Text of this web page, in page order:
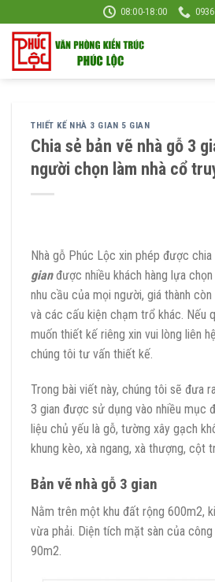
to
content
08:00-18:00
THIẾT KẾ NHÀ 3 GIAN 5 GIAN
Chia sẻ bản vẽ nhà gỗ 3
người chọn làm nhà cổ
Nhà gỗ Phúc Lộc xin phép được chia
gianđược nhiều khách hàng lựa
nhu cầu của mọi người, giá thành
và các cấu kiện chạm trổ khác. Nếu
muốn thiết kế riêng xin vui lòng liên
chúng tôi tư vấn thiết kế.
Trong bài viết này, chúng tôi sẽ đưa
3 gian được sử dụng vào nhiều mục
liệu chủ yếu là gỗ, tường xây gạch
khung kèo, xà ngang, xà thượng, cột
Bản vẽ nhà gỗ 3 gian
Nằm trên một khu đất rộng 600m2,
vừa phải. Diện tích mặt sàn của công
90m2.